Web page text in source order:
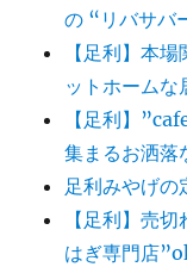
の “リバサバ
【足利】本
ットホーム
【足利】
集まるお洒
足利みやげ
【足利】売
はぎ専門店